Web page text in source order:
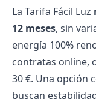
La Tarifa Fácil Luz
12 meses, sin
energía 100%
contratas online,
30 €. Una opción
buscan